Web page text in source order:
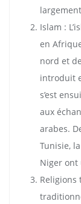
Islam :
en
nord et
introduit
s’est
aux
arabes.
Tunisie,
Niger ont
Religions